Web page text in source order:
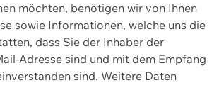
möchten, benötigen wir von Ihnen
sowie Informationen, welche uns die
dass Sie der Inhaber der
Adresse sind und mit dem Empfang
sind. Weitere Daten